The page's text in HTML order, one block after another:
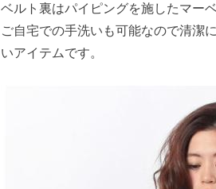
ベルト裏はパイピングを施したマー
ご自宅での手洗いも可能なので清潔
いアイテムです。